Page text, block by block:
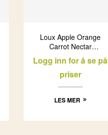
Loux Apple Orange
Carrot Nectar
(27x250ml)
Logg inn for å se på
priser
LES MER